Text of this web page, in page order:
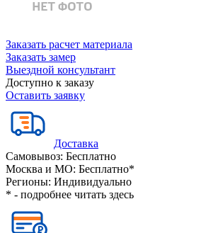
Заказать расчет материала
Заказать замер
Выездной консультант
Доступно к заказу
Оставить заявку
Доставка
Самовывоз: Бесплатно
Москва и МО: Бесплатно*
Регионы: Индивидуально
* - подробнее читать здесь